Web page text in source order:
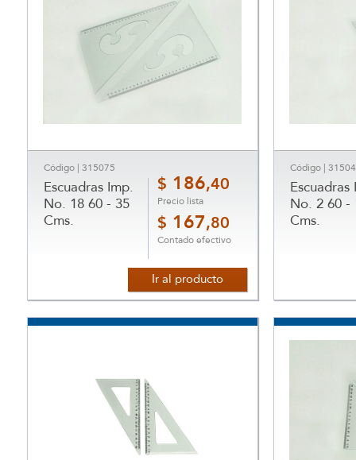
Código | 315075
Escuadras Imp.
No. 18 60 - 35
Cms.
$ 186,40
Precio lista
$ 167,80
Contado efectivo
Ir al producto
Código |
Escuadras
No. 2 60 -
Cms.